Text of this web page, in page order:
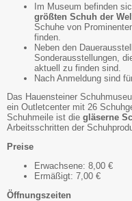
Im Museum befinden
größten Schuh der
Schuhe von
finden.
Neben den
Sonderausstellungen,
aktuell zu finden sind.
Nach Anmeldung sind
Das Hauensteiner
ein Outletcenter mit 26
Schuhmeile ist die gläserne
Arbeitsschritten der
Preise
Erwachsene: 8,00 €
Ermäßigt: 7,00 €
Öffnungszeiten